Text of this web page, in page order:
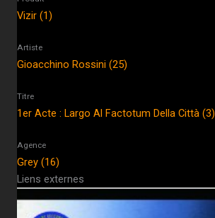
Vizir (1)
Artiste
Gioacchino Rossini (25)
Titre
1er Acte : Largo Al Factotum Della Città (3)
Agence
Grey (16)
Liens externes